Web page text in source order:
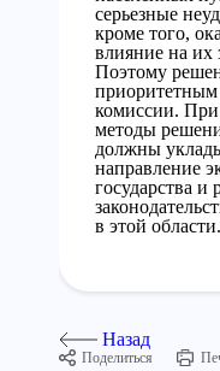
серьезные
кроме того,
влияние на их
Поэтому
приоритетным
комиссии. При
методы
должны
направление
государства
в этой области.
Назад
Поделиться